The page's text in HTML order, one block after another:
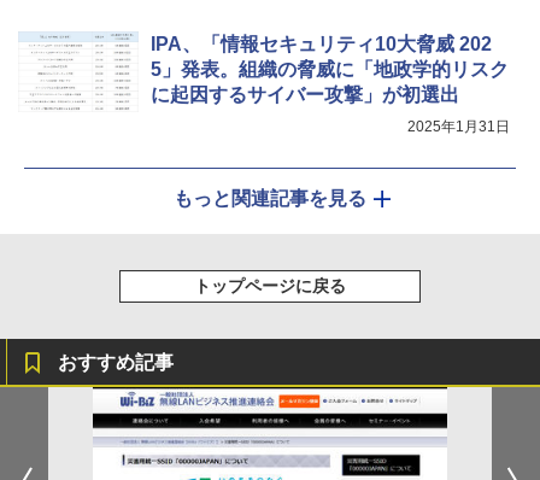
IPA、「情報セキュリティ10大脅威 202
5」発表。組織の脅威に「地政学的リスク
に起因するサイバー攻撃」が初選出
2025年1月31日
もっと関連記事を見る
トップページに戻る
おすすめ記事